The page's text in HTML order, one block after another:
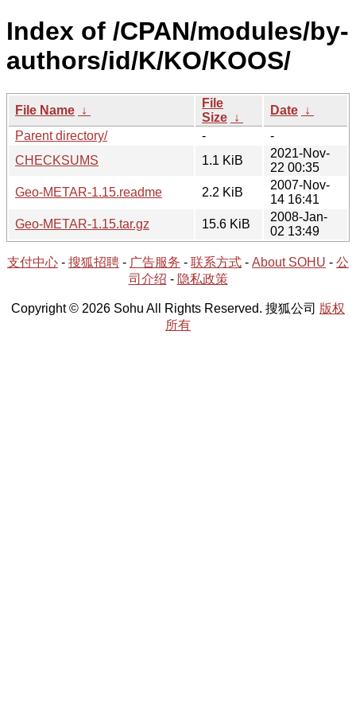
Index of /CPAN/modules/by-
authors/id/K/KO/KOOS/
File Name ↓
File
Size ↓
Date ↓
Parent directory/
-
-
CHECKSUMS
1.1 KiB
2021-Nov-
22 00:35
Geo-METAR-1.15.readme
2.2 KiB
2007-Nov-
14 16:41
Geo-METAR-1.15.tar.gz
15.6 KiB
2008-Jan-
02 13:49
支付中心 - 搜狐招聘 - 广告服务 - 联系方式 - About SOHU - 公
司介绍 - 隐私政策
Copyright © 2026 Sohu All Rights Reserved. 搜狐公司 版权
所有